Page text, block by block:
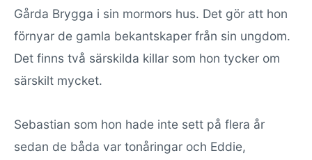
Gårda Brygga i sin mormors hus. Det gör att hon
förnyar de gamla bekantskaper från sin ungdom.
Det finns två särskilda killar som hon tycker om
särskilt mycket.
Sebastian som hon hade inte sett på flera år
sedan de båda var tonåringar och Eddie,